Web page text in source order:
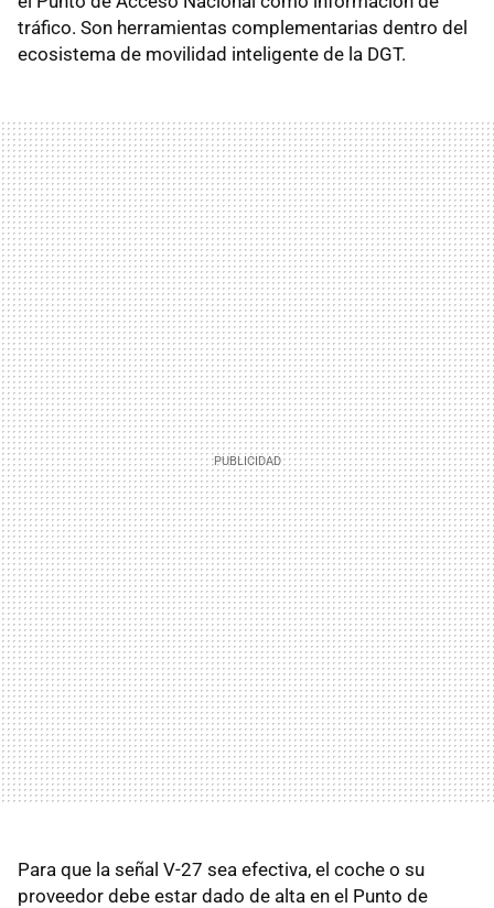
tráfico. Son herramientas complementarias dentro del
ecosistema de movilidad inteligente de la DGT.
Para que la señal V-27 sea efectiva, el coche o su
proveedor debe estar dado de alta en el Punto de